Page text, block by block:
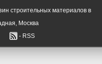
строительных материалов в
Москва
- RSS